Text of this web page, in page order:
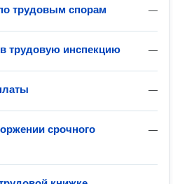
—
трудовым спорам
—
трудовую инспекцию
—
—
срочного